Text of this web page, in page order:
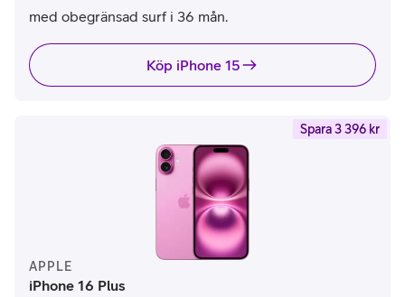
med obegränsad surf i 36 mån.
Köp iPhone 15
Spara 3 396 kr
APPLE
iPhone 16 Plus